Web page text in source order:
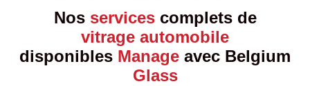
Nos servicescomplets de
vitrage automobile
disponibles Manage avec Belgium
Glass